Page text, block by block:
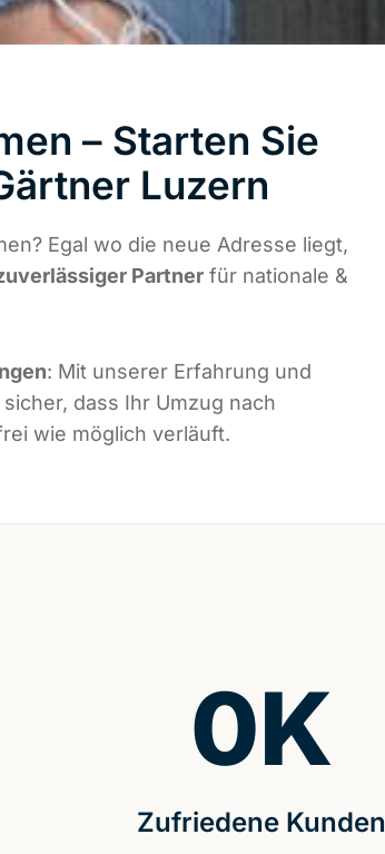
– Starten Sie
Luzern
Egal wo die neue Adresse liegt,
Partner für nationale &
: Mit unserer Erfahrung und
dass Ihr Umzug nach
wie möglich verläuft.
Zufriedene Kunden
0K